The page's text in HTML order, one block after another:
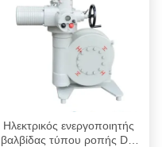
Ηλεκτρικός ενεργοποιητής
βαλβίδας τύπου ροπής DQ